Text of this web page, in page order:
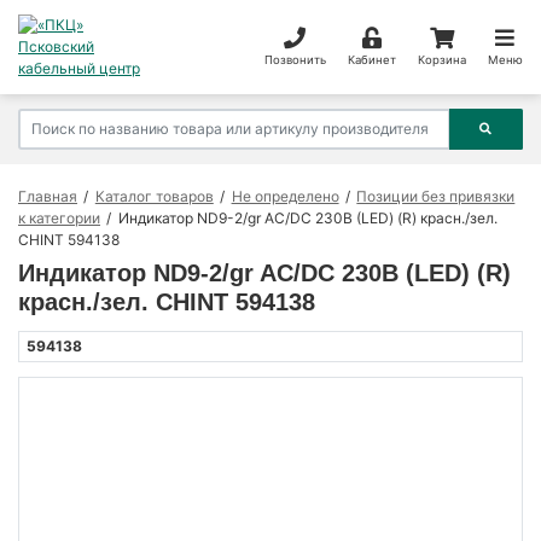
Позвонить Кабинет Корзина Меню
Главная Каталог товаров Не определено
Позиции без привязки
к категории
Индикатор ND9-2/gr AC/DC 230В (LED) (R) красн./зел.
CHINT 594138
Индикатор ND9-2/gr AC/DC 230В (LED) (R)
красн./зел. CHINT 594138
594138